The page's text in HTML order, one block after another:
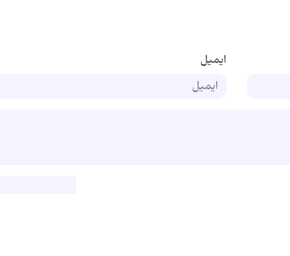
ایمیل